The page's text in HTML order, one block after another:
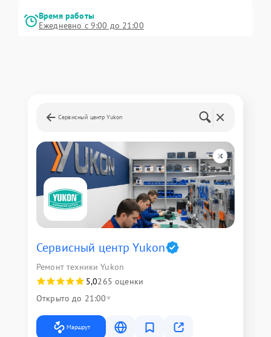
Время работы
Ежедневно с 9:00 до 21:00
Сервисный центр Yukon
Сервисный центр Yukon
Ремонт техники Yukon
5,0265 оценки
Открыто до 21:00
Маршрут